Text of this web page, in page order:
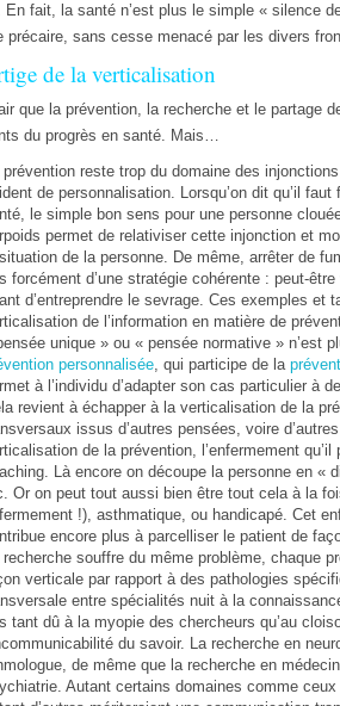
En fait, la santé n’est plus le simple « silence
précaire, sans cesse menacé par les divers
de la verticalisation
que la prévention, la recherche et le partage
du progrès en santé. Mais…
prévention reste trop du domaine des
de personnalisation. Lorsqu’on dit qu’il
le simple bon sens pour une personne
permet de relativiser cette injonction et
de la personne. De même, arrêter de
forcément d’une stratégie cohérente : peut-
d’entreprendre le sevrage. Ces exemples et
de l’information en matière de
unique » ou « pensée normative » n’est
personnalisée, qui participe de la
à l’individu d’adapter son cas particulier à
revient à échapper à la verticalisation de la
issus d’autres pensées, voire
de la prévention, l’enfermement
Là encore on découpe la personne en «
Or on peut tout aussi bien être tout cela à la
!), asthmatique, ou handicapé. Cet
encore plus à parcelliser le patient de
recherche souffre du même problème, chaque
verticale par rapport à des pathologies
entre spécialités nuit à la
tant dû à la myopie des chercheurs qu’au
du savoir. La recherche en
de même que la recherche en
Autant certains domaines comme